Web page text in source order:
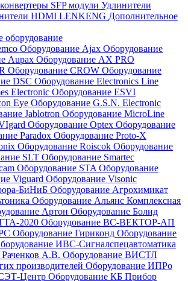
SFP модули Удлинители
HDMI LENKENG Дополнительное
оборудование
Оборудование Ajax Оборудование
Aupax Оборудование AX PRO
Оборудование CROW Оборудование
DSC Оборудование Electronics Line
Electronic Оборудование ESVI
Eye Оборудование G.S.N. Electronic
Jablotron Оборудование MicroLine
Оборудование Optex Оборудование
Paradox Оборудование Proto-X
Оборудование Roiscok Оборудование
SLT Оборудование Smartec
Оборудование STA Оборудование
Viguard Оборудование Visonic
БиНиБ Оборудование Агрохимикат
Оборудование Альянс Комплексная
Артон Оборудование Болид
2020 Оборудование ВС-ВЕКТОР-АП
Оборудование Гириконд Оборудование
ИВС-Сигналспецавтоматика
А.В. Оборудование ВИСТЛ
производителей Оборудование ИПРо
Центр Оборудование КБ Прибор